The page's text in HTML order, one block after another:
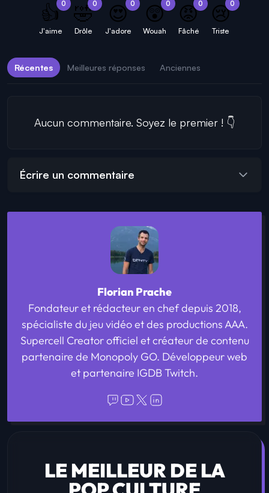
0
👍
J'aime
0
🤣
Drôle
0
😍
J'adore
0
😲
Wouah
0
😡
Fâché
0
😢
Triste
Récentes Meilleures réponses Anciennes
Aucun commentaire. Soyez le premier ! 👇
Écrire un commentaire
Florian Prache
Fondateur et rédacteur en chef depuis 2018,
spécialiste du jeu vidéo et des productions AAA.
Supercell Creator officiel et créateur de contenu
partenaire de Monopoly GO. Développeur web
et partenaire IGDB Twitch.
LE MEILLEUR DE LA